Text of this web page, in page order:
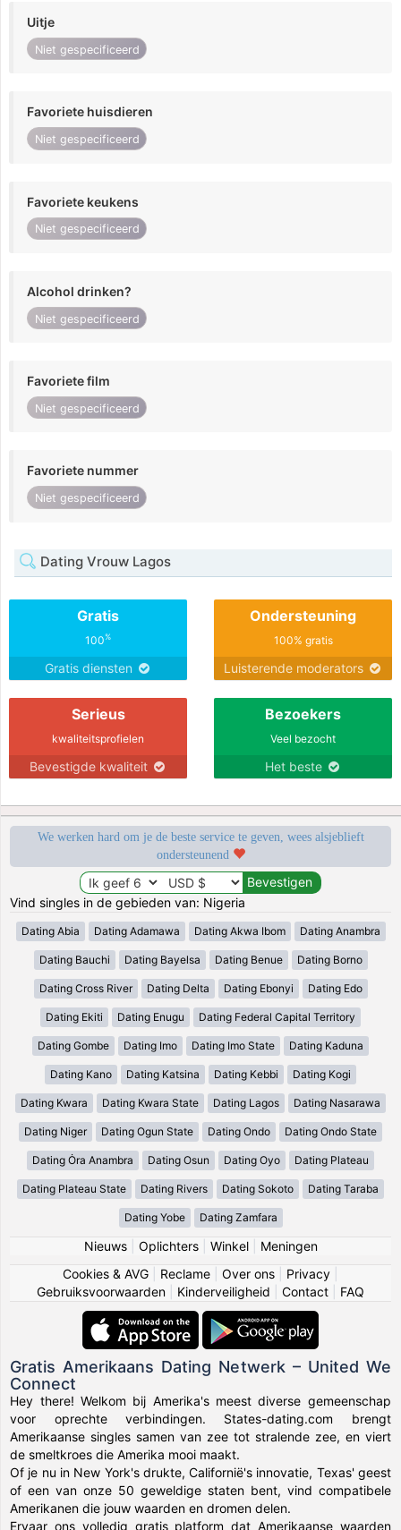
Uitje
Niet gespecificeerd
Favoriete huisdieren
Niet gespecificeerd
Favoriete keukens
Niet gespecificeerd
Alcohol drinken?
Niet gespecificeerd
Favoriete film
Niet gespecificeerd
Favoriete nummer
Niet gespecificeerd
Dating Vrouw Lagos
Gratis
100%
Gratis diensten
Ondersteuning
100% gratis
Luisterende moderators
Serieus
kwaliteitsprofielen
Bevestigde kwaliteit
Bezoekers
Veel bezocht
Het beste
We werken hard om je de beste service te geven, wees alsjeblieft
ondersteunend
Vind singles in de gebieden van: Nigeria
Dating Abia Dating Adamawa Dating Akwa Ibom Dating Anambra
Dating Bauchi Dating Bayelsa Dating Benue Dating Borno
Dating Cross River Dating Delta Dating Ebonyi Dating Edo
Dating Ekiti Dating Enugu Dating Federal Capital Territory
Dating Gombe Dating Imo Dating Imo State Dating Kaduna
Dating Kano Dating Katsina Dating Kebbi Dating Kogi
Dating Kwara Dating Kwara State Dating Lagos Dating Nasarawa
Dating Niger Dating Ogun State Dating Ondo Dating Ondo State
Dating Ȯra Anambra Dating Osun Dating Oyo Dating Plateau
Dating Plateau State Dating Rivers Dating Sokoto Dating Taraba
Dating Yobe Dating Zamfara
Nieuws| Oplichters| Winkel| Meningen
Cookies & AVG
Reclame Over ons Privacy
Gebruiksvoorwaarden
Kinderveiligheid Contact FAQ
Gratis Amerikaans Dating Netwerk – United We
Connect
Hey there! Welkom bij Amerika's meest diverse gemeenschap
voor oprechte verbindingen. States-dating.com brengt
Amerikaanse singles samen van zee tot stralende zee, en viert
de smeltkroes die Amerika mooi maakt.
Of je nu in New York's drukte, Californië's innovatie, Texas' geest
of een van onze 50 geweldige staten bent, vind compatibele
Amerikanen die jouw waarden en dromen delen.
Ervaar ons volledig gratis platform dat Amerikaanse waarden